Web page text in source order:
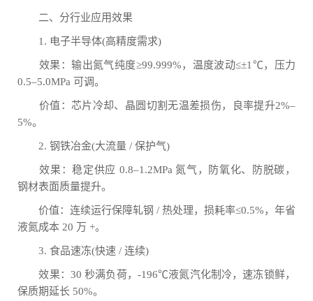
二、分行业应用效果
1. 电子半导体(高精度需求)
效果：输出氮气纯度≥99.999%，温度波动≤±1℃，压力
0.5–5.0MPa 可调。
价值：芯片冷却、晶圆切割无温差损伤，良率提升2%–
5%。
2. 钢铁冶金(大流量 / 保护气)
效果：稳定供应 0.8–1.2MPa 氮气，防氧化、防脱碳，
钢材表面质量提升。
价值：连续运行保障轧钢 / 热处理，损耗率≤0.5%，年省
液氮成本 20 万 +。
3. 食品速冻(快速 / 连续)
效果：30 秒满负荷，-196℃液氮汽化制冷，速冻锁鲜，
保质期延长 50%。